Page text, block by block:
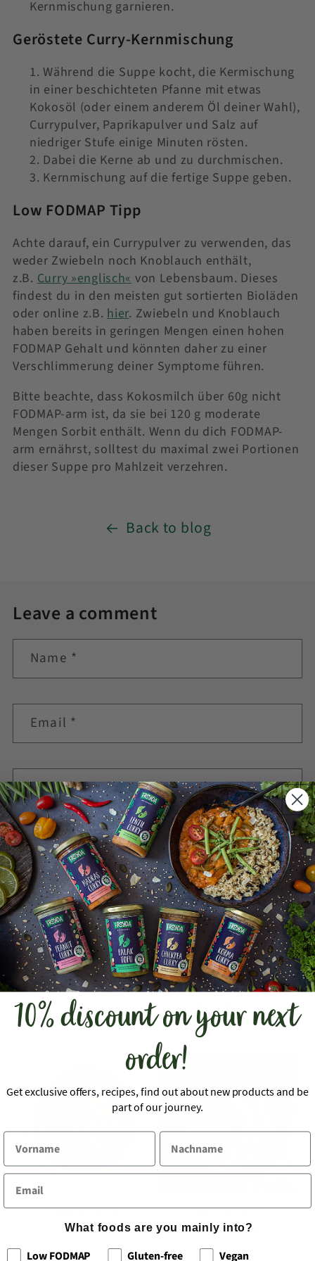
Kernmischung garnieren.
Geröstete Curry-Kernmischung
Während die Suppe kocht, die Kermischung
in einer beschichteten Pfanne mit etwas
Kokosöl (oder einem anderem Öl deiner Wahl),
Currypulver, Paprikapulver und Salz auf
niedriger Stufe einige Minuten rösten.
Dabei die Kerne ab und zu durchmischen.
Kernmischung auf die fertige Suppe geben.
Low FODMAP Tipp
Achte darauf, ein Currypulver zu verwenden, das
weder Zwiebeln noch Knoblauch enthält,
z.B. Curry »englisch« von Lebensbaum. Dieses
findest du in den meisten gut sortierten Bioläden
oder online z.B. hier. Zwiebeln und Knoblauch
haben bereits in geringen Mengen einen hohen
FODMAP Gehalt und könnten daher zu einer
Verschlimmerung deiner Symptome führen.
Bitte beachte, dass Kokosmilch über 60g nicht
FODMAP-arm ist, da sie bei 120 g moderate
Mengen Sorbit enthält. Wenn du dich FODMAP-
arm ernährst, solltest du maximal zwei Portionen
dieser Suppe pro Mahlzeit verzehren.
Back to blog
Leave a comment
Name *
Email *
Comment*
Please note, comments need to be approved before they are
published.
Featured products
Madras Curry
Regular
price
Sale
price
From 6,99€
price
6,99€/350g
Korma Curry
Regular
price
Sale
price
From 6,99€
Unit
price
6,99€/350g
10% discount on your next
order!
Get exclusive offers, recipes, find out about new products and be
part of our journey.
What foods are you mainly into?
Low FODMAP Gluten-free Vegan